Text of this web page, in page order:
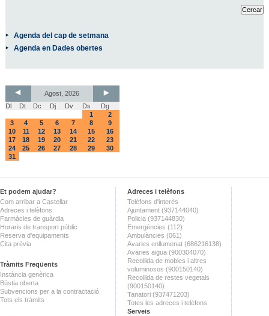
Agenda del cap de setmana
Agenda en Dades obertes
Agost, 2026
Dl
Dt Dc Dj Dv Ds
Dg
1
2
3
4 5 6 7 8
9
10
11 12 13 14 15
16
17
18 19 20 21 22
23
24
25 26 27 28 29
30
31
Et podem ajudar?
Com arribar a Castellar
Adreces i telèfons
Farmàcies de guàrdia
Horaris de transport públic
Reserva d'equipaments
Cita prèvia
Tràmits Freqüents
Instància genèrica
Bústia oberta
Subvencions per a la contractació
Tots els tràmits
Adreces i telèfons
Telèfons d'interès
Ajuntament (937144040)
Policia (937144830)
Emergències (112)
Ambulàncies (061)
Avaries enllumenat (686216138)
Avaries aigua (900304070)
Recollida de mobles i altres
voluminosos (900150140)
Recollida de restes vegetals
(900150140)
Tanatori (937471203)
Totes les adreces i telèfons
Serveis